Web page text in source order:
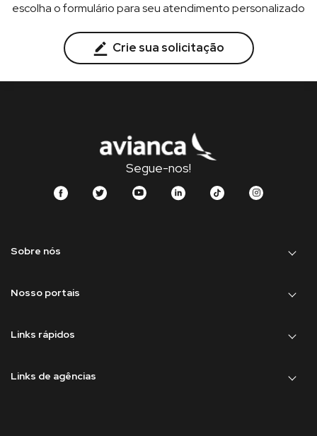
escolha o formulário para seu atendimento personalizado
Crie sua solicitação
Segue-nos!
Sobre nós
Nosso portais
Links rápidos
Links de agências